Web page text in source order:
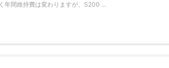
年間維持費は変わりますが、S200 ...